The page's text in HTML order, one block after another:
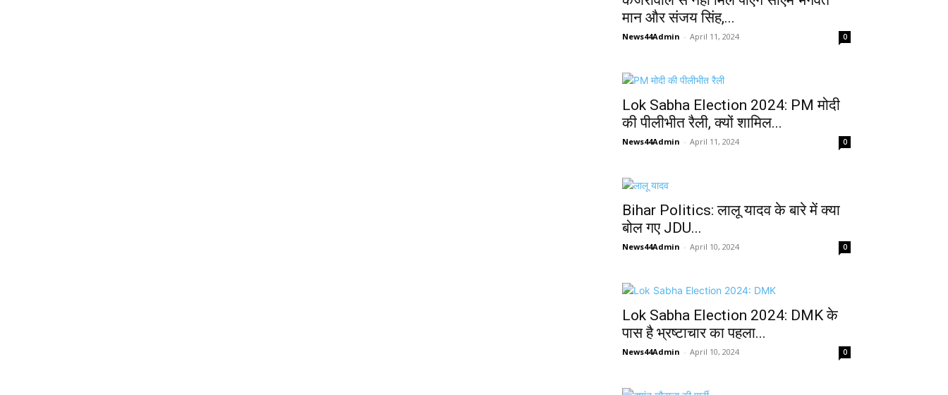
मान और संजय सिंह,...
News44Admin - April 11, 2024 0
Lok Sabha Election 2024: PM मोदी
की पीलीभीत रैली, क्यों शामिल...
News44Admin - April 11, 2024 0
Bihar Politics: लालू यादव के बारे में क्या
बोल गए JDU...
News44Admin - April 10, 2024 0
Lok Sabha Election 2024: DMK के
पास है भ्रष्टाचार का पहला...
News44Admin - April 10, 2024 0